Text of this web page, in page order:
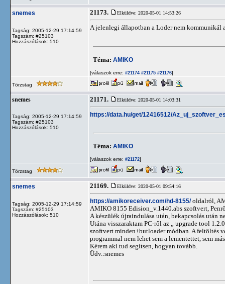
snemes
Tagság: 2005-12-29 17:14:59
Tagszám: #25103
Hozzászólások: 510
21173. Elküldve: 2020-05-01 14:53:26
A jelenlegi állapotban a Loder nem kommunikál
Téma: AMIKO
[válaszok erre: #21174 #21175 #21176]
Törzstag
snemes
Tagság: 2005-12-29 17:14:59
Tagszám: #25103
Hozzászólások: 510
21171. Elküldve: 2020-05-01 14:03:31
https://data.hu/get/12416512/
Téma: AMIKO
[válaszok erre: #21172]
Törzstag
snemes
Tagság: 2005-12-29 17:14:59
Tagszám: #25103
Hozzászólások: 510
21169. Elküldve: 2020-05-01 09:54:16
https://amikoreceiver.com/hd-8155/oldalról,
AMIKO 8155 Edision_v.1440.abs szoftvert,
A készülék újraindulása után, bekapcsolás után
Utána visszaraktam PC-ről az „ upgrade tool
szoftvert minden+butloader módban. A feltöltés
programmal nem lehet sem a lementettet, sem
Kérem aki tud segítsen, hogyan tovább.
Üdv.:snemes